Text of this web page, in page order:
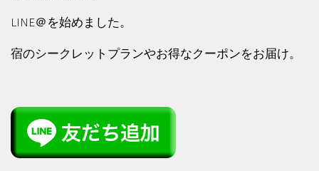
LINE＠を始めました。
宿のシークレットプランやお得なクーポンをお届け。